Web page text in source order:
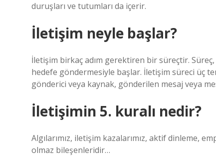
duruşları ve tutumları da içerir.
İletişim neyle başlar?
İletişim birkaç adım gerektiren bir süreçtir.
hedefe göndermesiyle başlar. İletişim süreci üç
gönderici veya kaynak, gönderilen mesaj veya
İletişimin 5. kuralı nedir?
Algılarımız, iletişim kazalarımız, aktif dinleme,
olmaz bileşenleridir…